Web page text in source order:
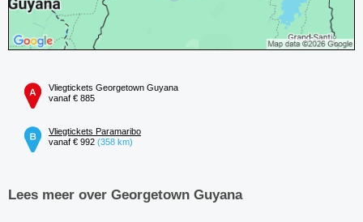
Vliegtickets Georgetown Guyana
vanaf € 885
Vliegtickets Paramaribo
vanaf € 992 (358 km)
Lees meer over Georgetown Guyana